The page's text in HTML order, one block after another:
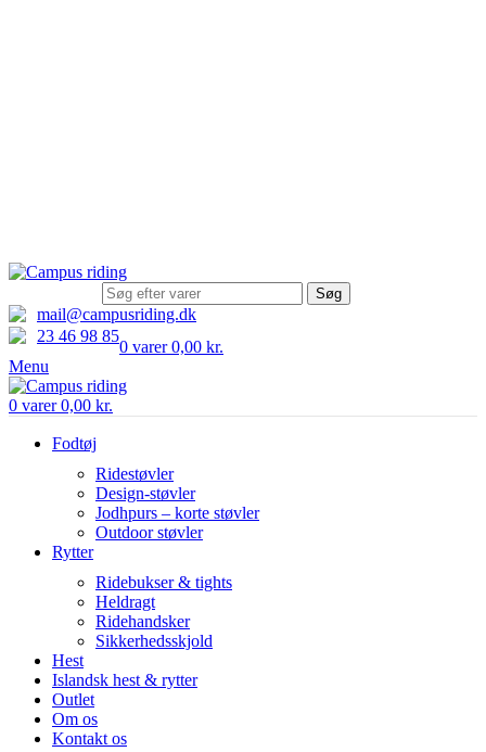
Søg
mail@campusriding.dk
23 46 98 85
0 varer 0,00 kr.
Menu
0 varer 0,00 kr.
Fodtøj
Ridestøvler
Design-støvler
Jodhpurs – korte støvler
Outdoor støvler
Rytter
Ridebukser & tights
Heldragt
Ridehandsker
Sikkerhedsskjold
Hest
Islandsk hest & rytter
Outlet
Om os
Kontakt os